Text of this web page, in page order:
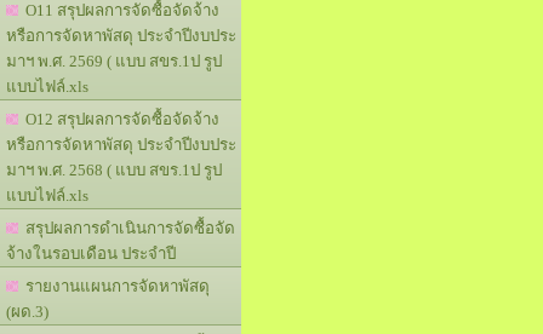
O11 สรุปผลการจัดซื้อจัดจ้าง
หรือการจัดหาพัสดุ ประจำปีงบประ
มาฯ พ.ศ. 2569 ( แบบ สขร.1ป รูป
แบบไฟล์.xls
O12 สรุปผลการจัดซื้อจัดจ้าง
หรือการจัดหาพัสดุ ประจำปีงบประ
มาฯ พ.ศ. 2568 ( แบบ สขร.1ป รูป
แบบไฟล์.xls
สรุปผลการดำเนินการจัดซื้อจัด
จ้างในรอบเดือน ประจำปี
รายงานแผนการจัดหาพัสดุ
(ผด.3)